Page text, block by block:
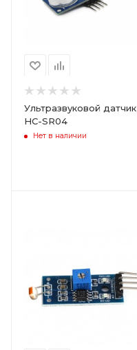
Ультразвуковой датчик
HC-SR04
Нет в наличии